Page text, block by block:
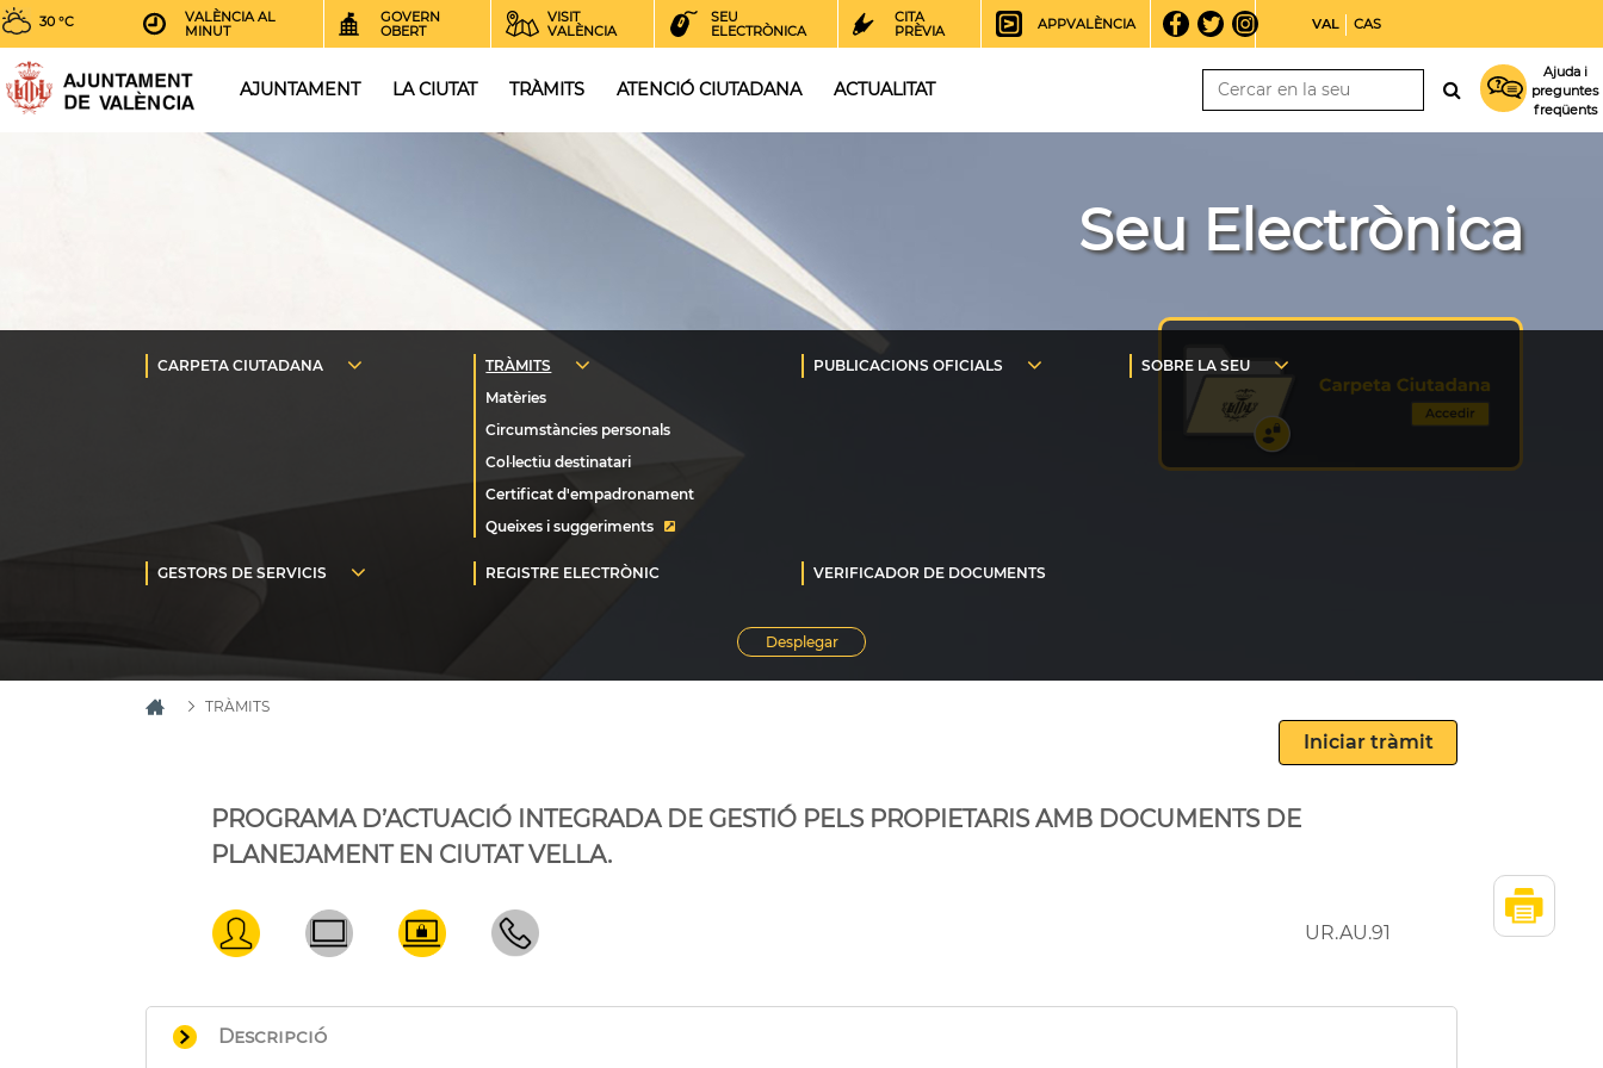
30 °C
VALÈNCIA AL
MINUT
GOVERN
OBERT
VISIT
VALÈNCIA
SEU
ELECTRÒNICA
CITA
PRÈVIA
APPVALÈNCIA VAL CAS
AJUNTAMENT LA CIUTAT TRÀMITS ATENCIÓ CIUTADANA ACTUALITAT
Ajuda i
preguntes
freqüents
Seu Electrònica
Queixes i suggeriments
TRÀMITS
PROGRAMA D’ACTUACIÓ INTEGRADA DE GESTIÓ PELS PROPIETARIS AMB DOCUMENTS DE
PLANEJAMENT EN CIUTAT VELLA.
UR.AU.91
Descripció